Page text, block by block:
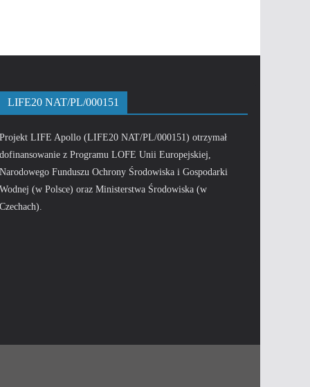
LIFE20 NAT/PL/000151
Projekt LIFE Apollo (LIFE20 NAT/PL/000151) otrzymał
dofinansowanie z Programu LOFE Unii Europejskiej,
Narodowego Funduszu Ochrony Środowiska i Gospodarki
Wodnej (w Polsce) oraz Ministerstwa Środowiska (w
Czechach).